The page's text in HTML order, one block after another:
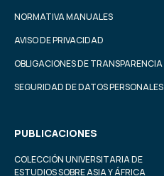
NORMATIVA MANUALES
AVISO DE PRIVACIDAD
OBLIGACIONES DE TRANSPARENCIA
SEGURIDAD DE DATOS PERSONALES
PUBLICACIONES
COLECCIÓN UNIVERSITARIA DE
ESTUDIOS SOBRE ASIA Y ÁFRICA